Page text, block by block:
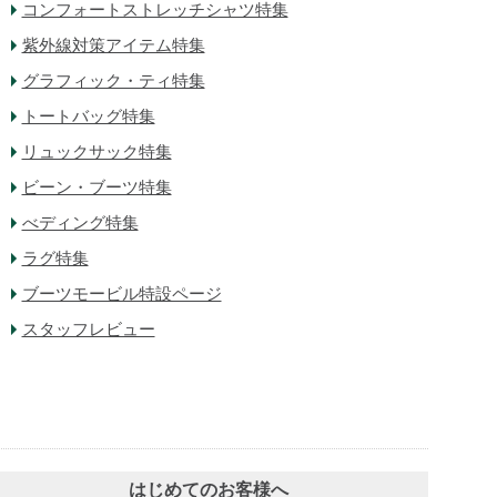
コンフォートストレッチシャツ特集
紫外線対策アイテム特集
グラフィック・ティ特集
トートバッグ特集
リュックサック特集
ビーン・ブーツ特集
べディング特集
ラグ特集
ブーツモービル特設ページ
スタッフレビュー
はじめてのお客様へ